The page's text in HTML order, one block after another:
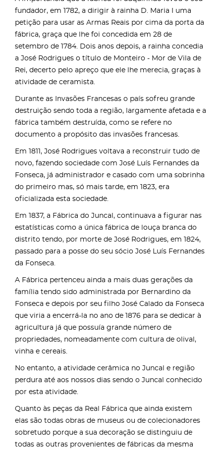
fundador, em 1782, a dirigir à rainha D. Maria I uma
petição para usar as Armas Reais por cima da porta da
fábrica, graça que lhe foi concedida em 28 de
setembro de 1784. Dois anos depois, a rainha concedia
a José Rodrigues o título de Monteiro - Mor de Vila de
Rei, decerto pelo apreço que ele lhe merecia, graças à
atividade de ceramista.
Durante as Invasões Francesas o país sofreu grande
destruição sendo toda a região, largamente afetada e a
fábrica também destruída, como se refere no
documento a propósito das invasões francesas.
Em 1811, José Rodrigues voltava a reconstruir tudo de
novo, fazendo sociedade com José Luís Fernandes da
Fonseca, já administrador e casado com uma sobrinha
do primeiro mas, só mais tarde, em 1823, era
oficializada esta sociedade.
Em 1837, a Fábrica do Juncal, continuava a figurar nas
estatísticas como a única fábrica de louça branca do
distrito tendo, por morte de José Rodrigues, em 1824,
passado para a posse do seu sócio José Luís Fernandes
da Fonseca.
A Fábrica pertenceu ainda a mais duas gerações da
família tendo sido administrada por Bernardino da
Fonseca e depois por seu filho José Calado da Fonseca
que viria a encerrá-la no ano de 1876 para se dedicar à
agricultura já que possuía grande número de
propriedades, nomeadamente com cultura de olival,
vinha e cereais.
No entanto, a atividade cerâmica no Juncal e região
perdura até aos nossos dias sendo o Juncal conhecido
por esta atividade.
Quanto às peças da Real Fábrica que ainda existem
elas são todas obras de museus ou de colecionadores
sobretudo porque a sua decoração se distinguiu de
todas as outras provenientes de fábricas da mesma